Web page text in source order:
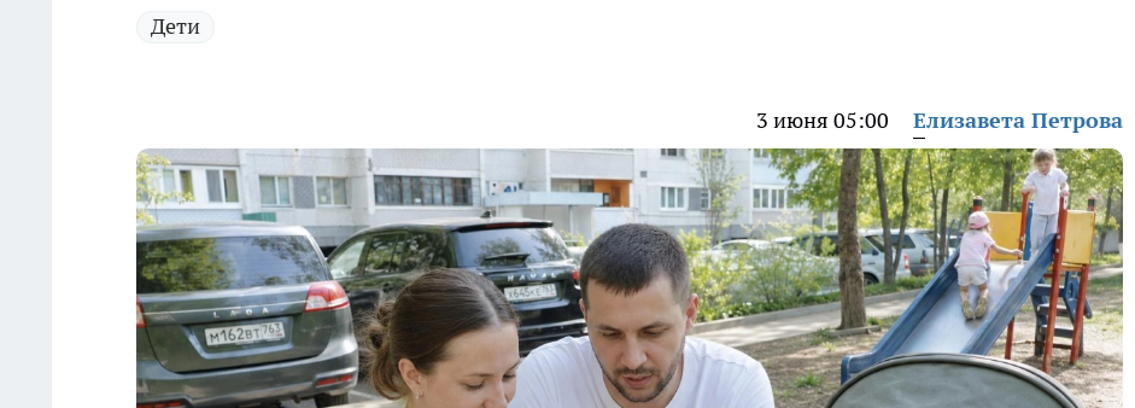
Дети
3 июня 05:00 Елизавета Петрова